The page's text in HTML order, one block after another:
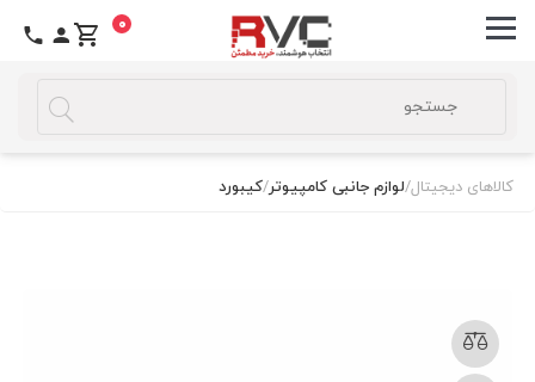
0
کالاهای دیجیتال/لوازم جانبی کامپیوتر/کیبورد